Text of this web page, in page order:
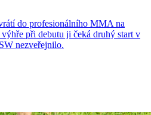
do profesionálního MMA na
při debutu ji čeká druhý start v
nezveřejnilo.